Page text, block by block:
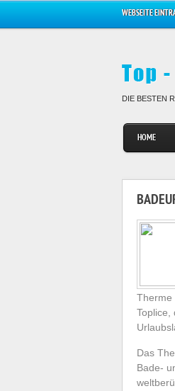
WEBSEITE
DIE BESTEN
HOME
Therme
Toplice,
Das
Bade-